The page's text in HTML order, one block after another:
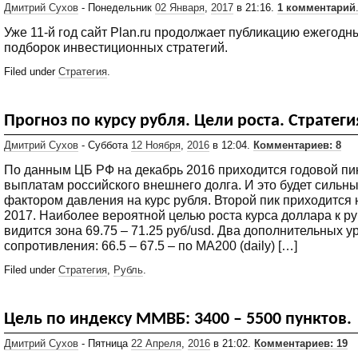
Дмитрий Сухов - Понедельник 02 Января 2017 в 21:16. 1 комментарий
Уже 11-й год сайт Plan.ru продолжает публикацию
подборок инвестиционных стратегий.
Filed under Стратегия
Прогноз по курсу рубля. Цели роста.
Дмитрий Сухов - Суббота 12 Ноября 2016 в 12:04. Комментариев: 8
По данным ЦБ РФ на декабрь 2016 приходится годовой
выплатам российского внешнего долга. И это будет
фактором давления на курс рубля. Второй пик приходится
2017. Наиболее вероятной целью роста курса доллара к
видится зона 69.75 – 71.25 руб/usd. Два дополнительных
сопротивления: 66.5 – 67.5 – по МА200 (daily) […]
Filed under Стратегия Рубль
Цель по индексу ММВБ: 3400 – 5500 пунктов.
Дмитрий Сухов - Пятница 22 Апреля 2016 в 21:02. Комментариев: 19